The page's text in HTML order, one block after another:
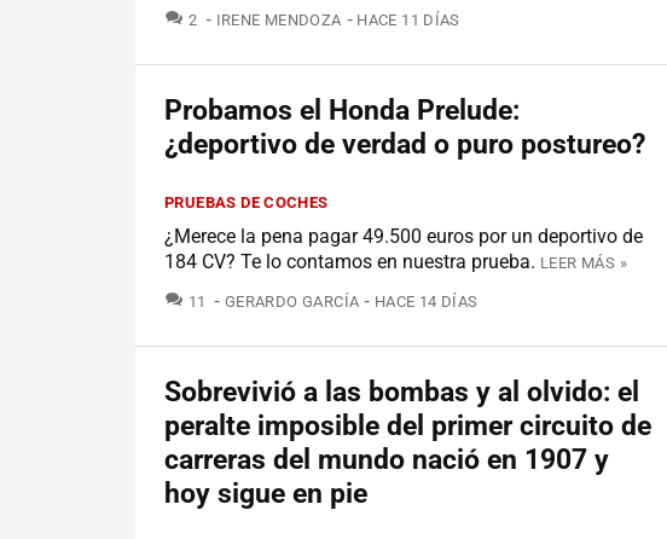
2 COMENTARIOS
IRENE MENDOZA HACE 11 DÍAS
Probamos el Honda Prelude:
¿deportivo de verdad o puro postureo?
PRUEBAS DE COCHES
¿Merece la pena pagar 49.500 euros por un deportivo de
184 CV? Te lo contamos en nuestra prueba. LEER MÁS »
11 COMENTARIOS
GERARDO GARCÍA HACE 14 DÍAS
Sobrevivió a las bombas y al olvido: el
peralte imposible del primer circuito de
carreras del mundo nació en 1907 y
hoy sigue en pie